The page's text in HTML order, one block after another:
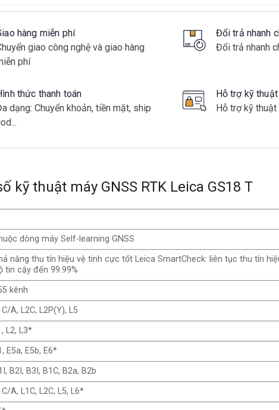
hàng miễn phí
giao công nghệ và giao hàng
phí
Đổi trả nhanh
Đổi trả nhanh
thức thanh toán
dạng: Chuyển khoản, tiền mặt, ship
Hỗ trợ kỹ thuật
Hỗ trợ kỹ
kỹ thuật máy GNSS RTK Leica GS18 T
dòng máy Self-learning GNSS
năng thu tín hiệu vệ tinh cực tốt Leica SmartCheck: liên tục thu tín
tin cậy đến 99.99%
kênh
A, L2C, L2P(Y), L5
L2, L3*
E5a, E5b, E6*
B2I, B3I, B1C, B2a, B2b
A, L1C, L2C, L5, L6*